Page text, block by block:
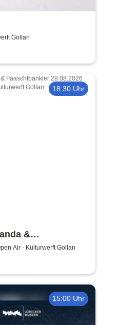
Gollan
18:30 Uhr
&
Air - Kulturwerft Gollan
15:00 Uhr